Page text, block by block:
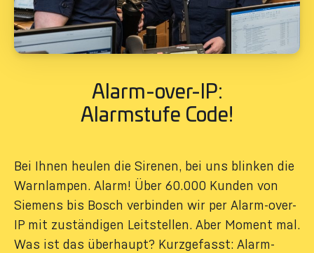
Alarm-over-IP:
Alarmstufe Code!
Bei Ihnen heulen die Sirenen, bei uns blinken die
Warnlampen. Alarm! Über 60.000 Kunden von
Siemens bis Bosch verbinden wir per Alarm-over-
IP mit zuständigen Leitstellen. Aber Moment mal.
Was ist das überhaupt? Kurzgefasst: Alarm-